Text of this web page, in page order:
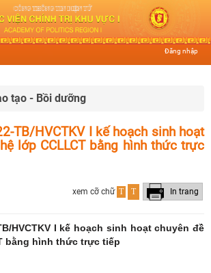
Đăng nhập
tạo - Bồi dưỡng
TB/HVCTKV I kế hoạch sinh hoạt
lớp CCLLCT bằng hình thức trực
xem cỡ chữ T T In trang
HVCTKV I kế hoạch sinh hoạt chuyên đề
bằng hình thức trực tiếp